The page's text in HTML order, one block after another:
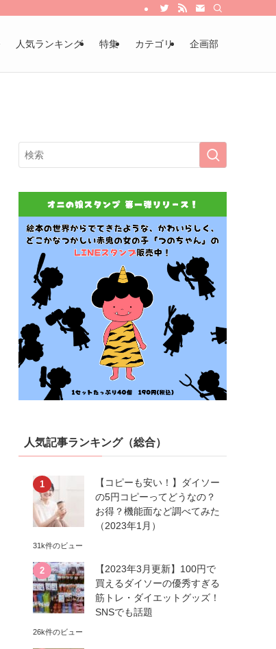
人気ランキング 特集 カテゴリ 企画部
人気記事ランキング（総合）
【コピーも安い！】ダイソー
の5円コピーってどうなの？
お得？機能面など調べてみた
（2023年1月）
31k件のビュー
【2023年3月更新】100円で
買えるダイソーの優秀すぎる
筋トレ・ダイエットグッズ！
SNSでも話題
26k件のビュー